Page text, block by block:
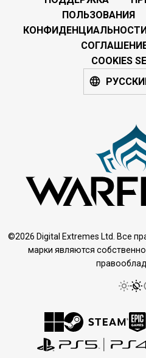
ПОЛЬЗОВАНИЯ
СОГЛАШЕНИЕ
COOKIES
©2026 Digital Extremes Ltd. Все
марки являются